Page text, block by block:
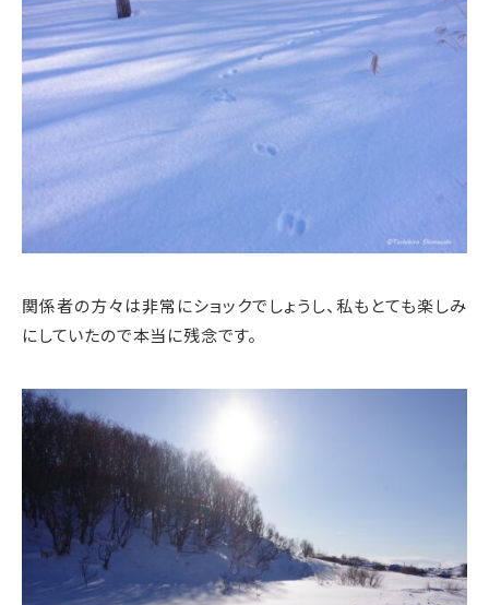
関係者の方々は非常にショックでしょうし、私もとても楽しみ
にしていたので本当に残念です。